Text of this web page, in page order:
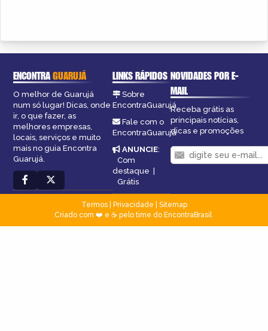
ENCONTRAGUARUJÁ
O melhor de Guarujá
num só lugar! Dicas, onde
ir, o que fazer, as
melhores empresas,
locais, serviços e muito
mais no guia Encontra
Guarujá.
LINKS RÁPIDOS
Sobre
EncontraGuarujá
Fale com o
EncontraGuarujá
ANUNCIE:
Com
destaque |
Grátis
NOVIDADES POR E-
MAIL
Receba grátis as
principais notícias,
dicas e promoções
Termos| Privacidade
Sitemap
Criado com ❤️ e ☕ pelo time do EncontraBrasil